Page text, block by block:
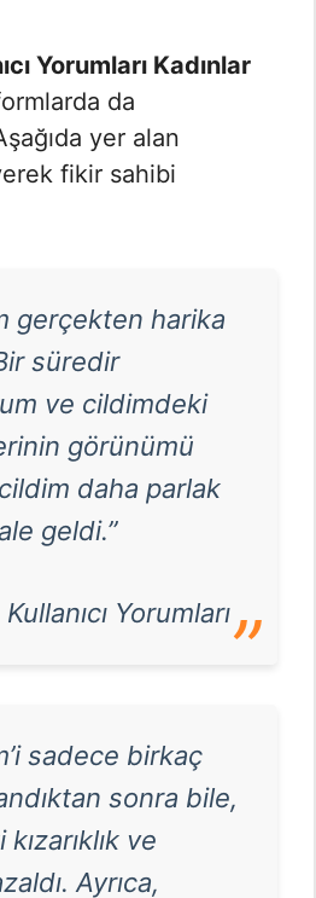
Yorumları Kadınlar
da
yer alan
fikir sahibi
gerçekten harika
süredir
ve cildimdeki
görünümü
daha parlak
geldi.”
Yorumları
sadece birkaç
sonra bile,
ve
Ayrıca,